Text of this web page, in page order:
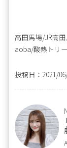
高田馬場/JR高
aoba/酸熱トリ
投稿日：2021/06/